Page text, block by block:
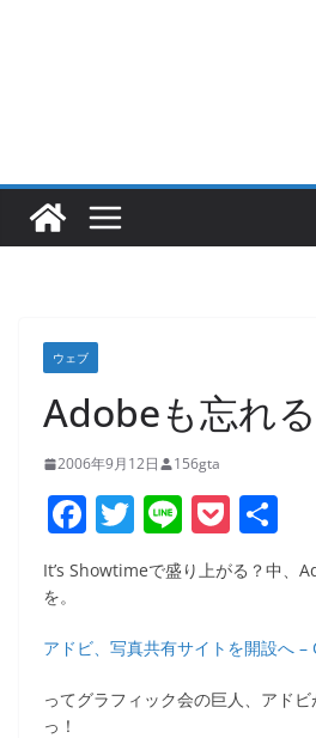
ウェブ
Adobeも忘れ
2006年9月12日 156gta
F
c
e
b
o
T
w
itt
er
Li
n
e
P
o
ck
et
有
It’s Showtimeで盛り上がる？中、
を。
アドビ、写真共有サイトを開設へ –
ってグラフィック会の巨人、アド
っ！